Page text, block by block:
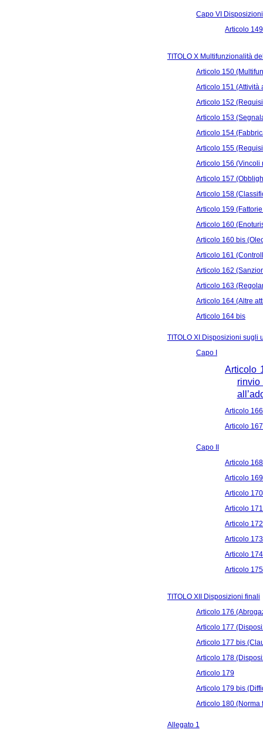
Capo VI
Articolo
TITOLO X Multifunzionalità
Articolo 150
Articolo 151 (Attività
Articolo 152
Articolo 153
Articolo 154
Articolo 155
Articolo 156 (Vincoli
Articolo 157
Articolo 158
Articolo 159
Articolo 160
Articolo 160 bis
Articolo 161
Articolo 162
Articolo 163
Articolo 164 (Altre
Articolo 164 bis
TITOLO XI Disposizioni sugli
Capo I
Articolo
Articolo
Articolo
Capo II
Articolo 168
Articolo 169
Articolo 170
Articolo 171
Articolo 172
Articolo 173
Articolo 174
Articolo 175
TITOLO XII Disposizioni finali
Articolo 176
Articolo 177
Articolo 177 bis
Articolo 178
Articolo 179
Articolo 179 bis
Articolo 180 (Norma
Allegato 1